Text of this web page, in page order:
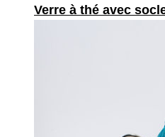
Verre à thé avec